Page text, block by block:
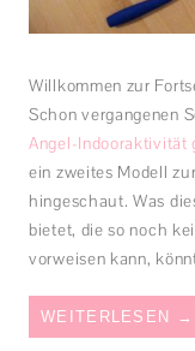
Willkommen zur
Schon vergangenen
Angel-Indooraktivität
ein zweites Modell
hingeschaut. Was
bietet, die so noch
vorweisen kann,
WEITERLESEN →